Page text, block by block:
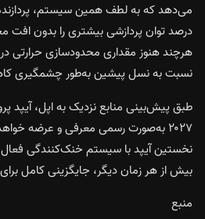
درصد توان پردازشی بیشتری را بدون
هرچند هنوز مقداری محدودسازی حرارتی
نسبت به نسل پیشین به‌طور چشمگیری
۲۰۲۷ به‌صورت رسمی معرفی و عرضه
نخستین آیپد با سیستم خنک‌کنندگی
بیش از هر زمان دیگر، جایگزینی کامل
منبع